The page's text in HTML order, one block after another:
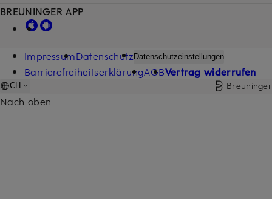
BREUNINGER APP
ImpressumDatenschutzDatenschutzeinstellungen
BarrierefreiheitserklärungAGBVertrag widerrufen
CH Breuninger
Nach oben